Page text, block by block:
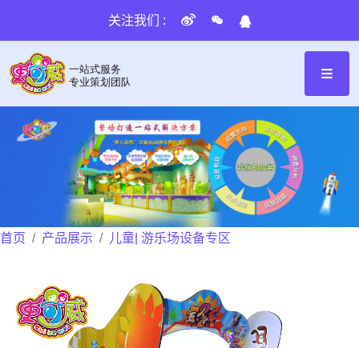
关注我们 :
首页 产品展示 儿童| 游乐场设备专区